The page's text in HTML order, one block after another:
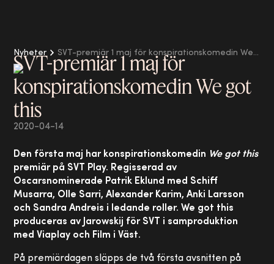
Nyheter SVT-premiär 1 maj för konspirationskomedin We got this
SVT-premiär 1 maj för
konspirationskomedin We got
this
2020-04-14
Den första maj har konspirationskomedin We got this
premiär på SVT Play. Regisserad av
Oscarsnominerade Patrik Eklund med Schiff
Musarra, Olle Sarri, Alexander Karim, Anki Larsson
och Sandra Andreis i ledande roller. We got this
produceras av Jarowskij för SVT i samproduktion
med Viaplay och Film i Väst.
På premiärdagen släpps de två första avsnitten på